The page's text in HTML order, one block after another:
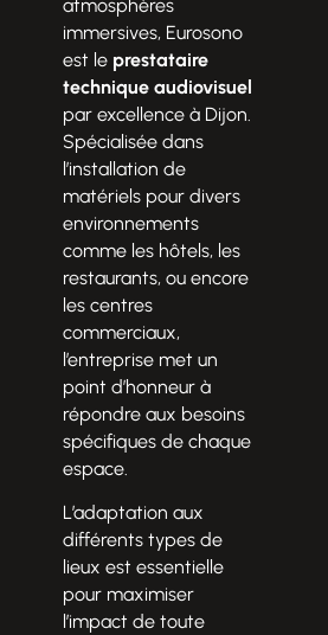
atmosphères
immersives, Eurosono
est le prestataire
technique audiovisuel
par excellence à Dijon.
Spécialisée dans
l’installation de
matériels pour divers
environnements
comme les hôtels, les
restaurants, ou encore
les centres
commerciaux,
l’entreprise met un
point d’honneur à
répondre aux besoins
spécifiques de chaque
espace.
L’adaptation aux
différents types de
lieux est essentielle
pour maximiser
l’impact de toute